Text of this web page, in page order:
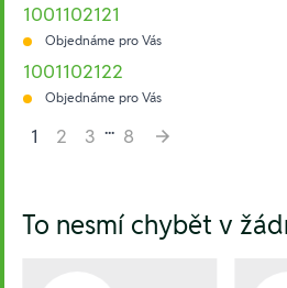
1001102121
Objednáme pro Vás
1001102122
Objednáme pro Vás
1
2 3 ... 8
To nesmí chybět v